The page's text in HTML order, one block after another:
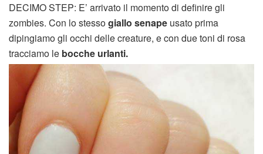
DECIMO STEP: E’ arrivato il momento di definire gli
zombies. Con lo stessogiallo senape usato prima
dipingiamo gli occhi delle creature, e con due toni di rosa
tracciamo le bocche urlanti.